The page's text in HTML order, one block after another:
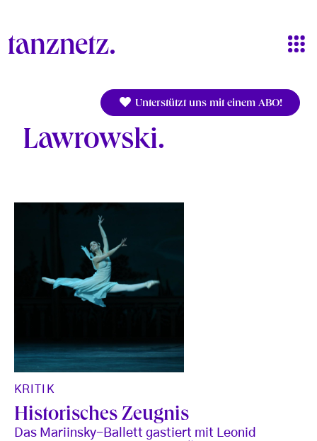
Unterstützt uns mit einem ABO!
Lawrowski
KRITIK
Historisches Zeugnis
Das Mariinsky-Ballett gastiert mit Leonid